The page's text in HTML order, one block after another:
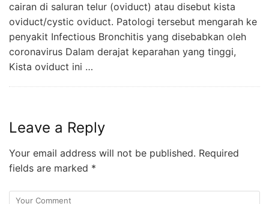
cairan di saluran telur (oviduct) atau disebut kista
oviduct/cystic oviduct. Patologi tersebut mengarah ke
penyakit Infectious Bronchitis yang disebabkan oleh
coronavirus Dalam derajat keparahan yang tinggi,
Kista oviduct ini …
Leave a Reply
Your email address will not be published. Required
fields are marked *